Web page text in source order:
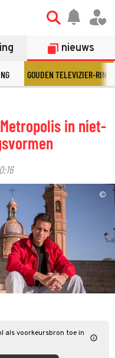
nieuws
GOUDEN TELEVIZIER-RING
in niet-
©
als voorkeursbron toe in